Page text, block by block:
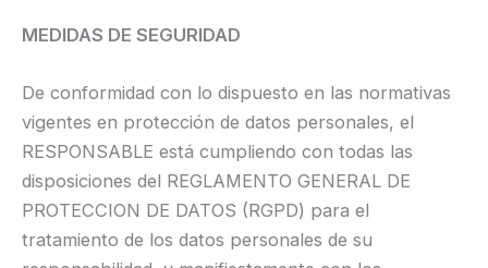
MEDIDAS DE SEGURIDAD
De conformidad con lo dispuesto en las normativas
vigentes en protección de datos personales, el
RESPONSABLE está cumpliendo con todas las
disposiciones del REGLAMENTO GENERAL DE
PROTECCION DE DATOS (RGPD) para el
tratamiento de los datos personales de su